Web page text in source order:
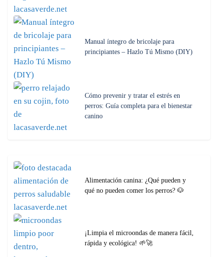
Manual íntegro de bricolaje para
principiantes – Hazlo Tú Mismo (DIY)
Cómo prevenir y tratar el estrés en
perros: Guía completa para el bienestar
canino
Alimentación canina: ¿Qué pueden y
qué no pueden comer los perros? 🐶
¡Limpia el microondas de manera fácil,
rápida y ecológica! 🌱🚀